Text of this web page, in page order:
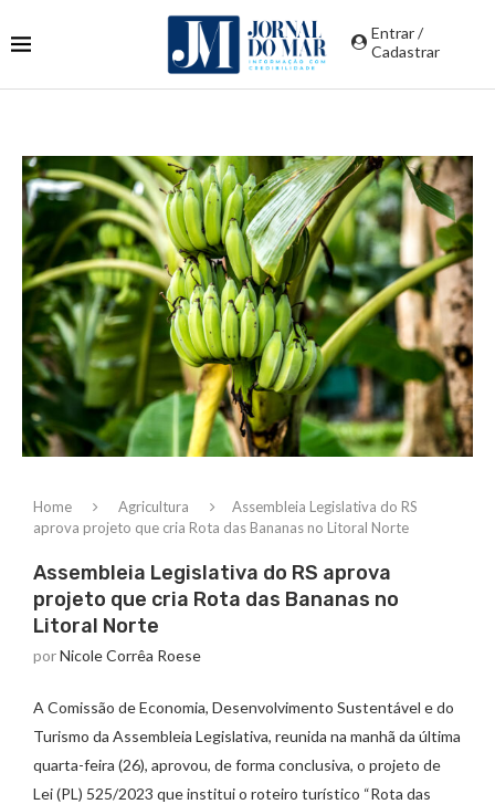
Entrar /
Cadastrar
Home Agricultura
Assembleia Legislativa do RS
aprova projeto que cria Rota das Bananas no Litoral Norte
Assembleia Legislativa do RS aprova
projeto que cria Rota das Bananas no
Litoral Norte
porNicole Corrêa Roese
A Comissão de Economia, Desenvolvimento Sustentável e do
Turismo da Assembleia Legislativa, reunida na manhã da última
quarta-feira (26), aprovou, de forma conclusiva, o projeto de
Lei (PL) 525/2023 que institui o roteiro turístico “Rota das